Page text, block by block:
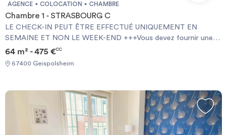
AGENCE COLOCATION CHAMBRE
Chambre 1 - STRASBOURG C
LE CHECK-IN PEUT ÊTRE EFFECTUÉ UNIQUEMENT EN
SEMAINE ET NON LE WEEK-END +++Vous devez fournir une
Garantie Visale obligatoirement et une assurance habitation+++
[ENG] CHECK-IN CAN ONLY BE DONE ON WEEKDAYS AND
NOT AT WEEKENDS +++You must provide a Visale Guarantee
64 m² - 475 €CC
67400 Geispolsheim